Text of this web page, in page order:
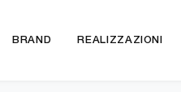
BRAND REALIZZAZIONI